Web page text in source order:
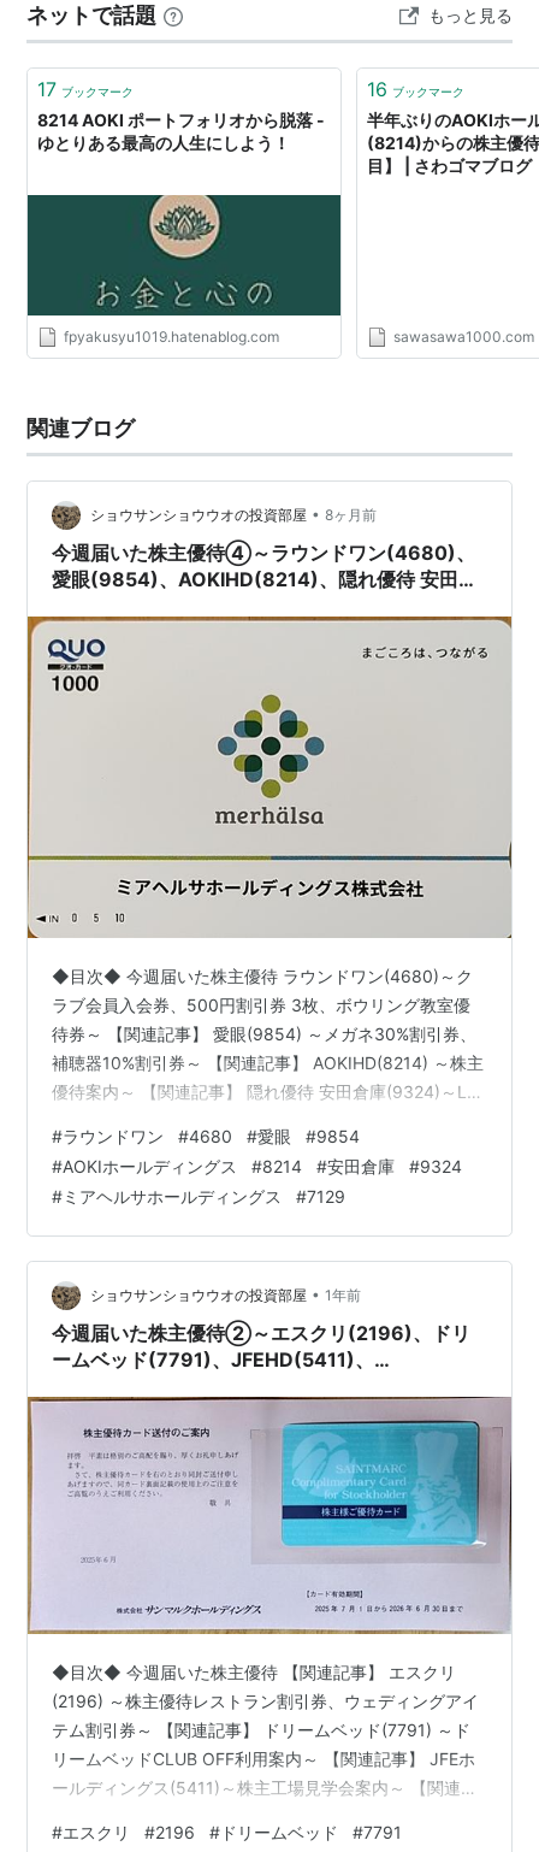
ネットで話題 もっと見る
17 ブックマーク
8214 AOKI ポートフォリオから脱落 -
ゆとりある最高の人生にしよう！
fpyakusyu1019.hatenablog.com
16 ブックマーク
半年ぶりのAOKIホー
(8214)からの株主優
目】 | さわゴマブログ
sawasawa1000.com
関連ブログ
ショウサンショウウオの投資部屋 • 8ヶ月前
今週届いた株主優待④～ラウンドワン(4680)、
愛眼(9854)、AOKIHD(8214)、隠れ優待 安田倉
◆目次◆ 今週届いた株主優待 ラウンドワン(4680)～ク
ラブ会員入会券、500円割引券 3枚、ボウリング教室優
待券～ 【関連記事】 愛眼(9854) ～メガネ30%割引券、
補聴器10%割引券～ 【関連記事】 AOKIHD(8214) ～株主
優待案内～ 【関連記事】 隠れ優待 安田倉庫(9324)～LA
HD(7129) ～QUOカード 1,000円分～ 【関連記事】 ブロ
グをご覧頂き、ありがとうございます。 私は
「shousanshouuo」と申します。 中小型バリュー株を中
心とした長期投資スタンスで、 兼業投資家として活動し
ています…
#ラウンドワン #4680 #愛眼 #9854
#AOKIホールディングス #8214 #安田倉庫 #9324
#ミアヘルサホールディングス #7129
ショウサンショウウオの投資部屋 • 1年前
今週届いた株主優待②～エスクリ(2196)、ドリ
ームベッド(7791)、JFEHD(5411)、
◆目次◆ 今週届いた株主優待 【関連記事】 エスクリ
(2196) ～株主優待レストラン割引券、ウェディングアイ
テム割引券～ 【関連記事】 ドリームベッド(7791) ～ド
リームベッドCLUB OFF利用案内～ 【関連記事】 JFEホ
ールディングス(5411)～株主工場見学会案内～ 【関連記
ト案内～ 【関連記事】 サンマルクホールディングス
#エスクリ #2196 # ドリームベッド #7791